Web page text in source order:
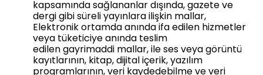
kapsamında sağlananlar dışında, gazete ve
dergi gibi süreli yayınlara ilişkin mallar,
Elektronik ortamda anında ifa edilen hizmetler
veya tüketiciye anında teslim
edilen gayrimaddi mallar, ile ses veya görüntü
kayıtlarının, kitap, dijital içerik, yazılım
programlarının, veri kaydedebilme ve veri